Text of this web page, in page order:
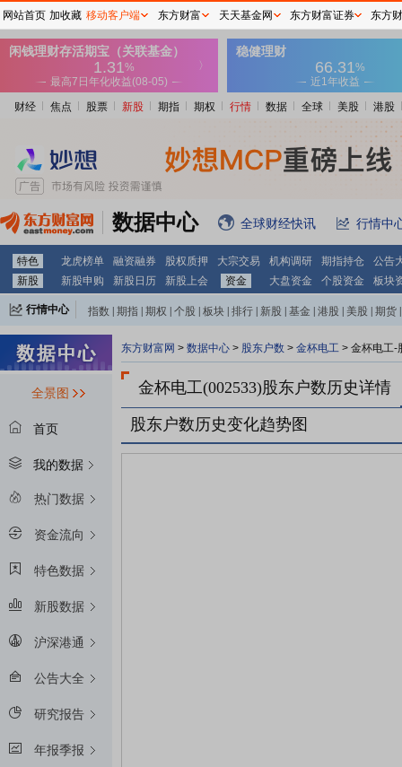
财经 焦点 股票 新股 期指 期权 行情 数据 全球 美股 港股
数据中心 全球财经快讯 行情中
特色 龙虎榜单 融资融券 股权质押 大宗交易 机构调研 期指持仓
公告
新股
新股申购 新股日历 新股上会 资金 大盘资金 个股资金 板块
行情中心 指数 期指 期权 个股 板块 排行 新股 基金 港股 美股 期货
全景图
首页
我的数据
热门数据
资金流向
特色数据
新股数据
沪深港通
公告大全
研究报告
年报季报
东方财富网 > 数据中心 > 股东户数 > 金杯电工 > 金杯电工-
金杯电工(002533)股东户数历史详情
股东户数历史变化趋势图
网站首页 加收藏 移动客户端 东方财富 天天基金网 东方财富证券 东方